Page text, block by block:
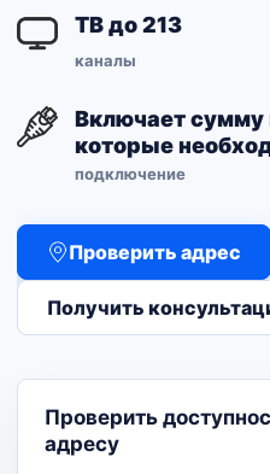
ТВ до 213
каналы
Включает сумму
которые
подключение
Проверить адрес
Получить
Проверить
адресу